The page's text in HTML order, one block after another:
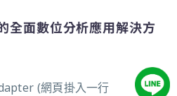
全面數位分析應用解決方
(網頁掛入一行